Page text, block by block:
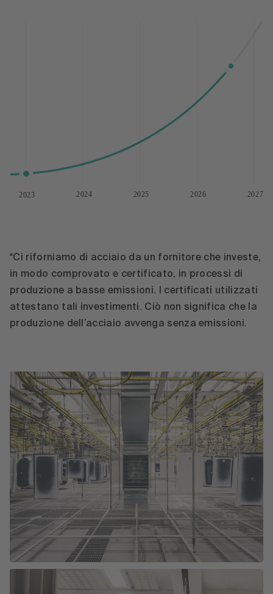
2023 2024 2025 2026 2027
*Ci riforniamo di acciaio da un fornitore che investe,
in modo comprovato e certificato, in processi di
produzione a basse emissioni. I certificati utilizzati
attestano tali investimenti. Ciò non significa che la
produzione dell’acciaio avvenga senza emissioni.